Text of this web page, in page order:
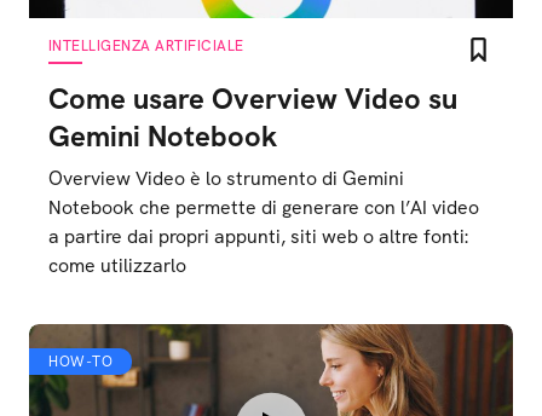
INTELLIGENZA ARTIFICIALE
Come usare Overview Video su
Gemini Notebook
Overview Video è lo strumento di Gemini
Notebook che permette di generare con l’AI video
a partire dai propri appunti, siti web o altre fonti:
come utilizzarlo
HOW-TO